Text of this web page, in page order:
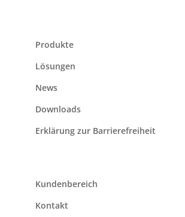
Produkte
Lösungen
News
Downloads
Erklärung zur Barrierefreiheit
Kundenbereich
Kontakt